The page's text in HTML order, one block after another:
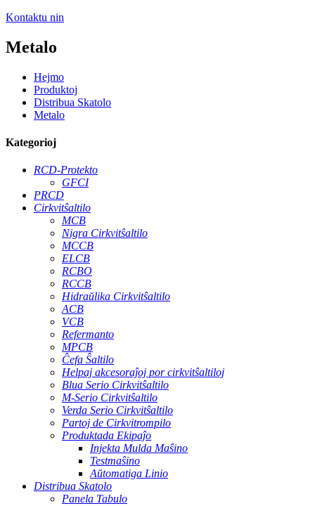
Kontaktu nin
Metalo
Hejmo
Produktoj
Distribua Skatolo
Metalo
Kategorioj
RCD-Protekto
GFCI
PRCD
Cirkvitŝaltilo
MCB
Nigra Cirkvitŝaltilo
MCCB
ELCB
RCBO
RCCB
Hidraŭlika Cirkvitŝaltilo
ACB
VCB
Refermanto
MPCB
Ĉefa Ŝaltilo
Helpaj akcesoraĵoj por cirkvitŝaltiloj
Blua Serio Cirkvitŝaltilo
M-Serio Cirkvitŝaltilo
Verda Serio Cirkvitŝaltilo
Partoj de Cirkvitrompilo
Produktada Ekipaĵo
Injekta Mulda Maŝino
Testmaŝino
Aŭtomatiga Linio
Distribua Skatolo
Panela Tabulo